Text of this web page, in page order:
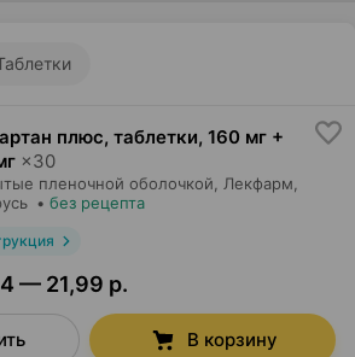
плюс, таблетки, 160 мг +
×30
пленочной оболочкой, Лекфарм
• без рецепта
— 21,99 р.
В корзину